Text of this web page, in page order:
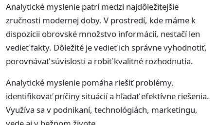
Analytické myslenie patrí medzi najdôležitejšie
zručnosti modernej doby. V prostredí, kde máme k
dispozícii obrovské množstvo informácií, nestačí len
vedieť fakty. Dôležité je vedieť ich správne vyhodnotiť,
porovnávať súvislosti a robiť kvalitné rozhodnutia.
Analytické myslenie pomáha riešiť problémy,
identifikovať príčiny situácií a hľadať efektívne riešenia.
Využíva sa v podnikaní, technológiách, marketingu,